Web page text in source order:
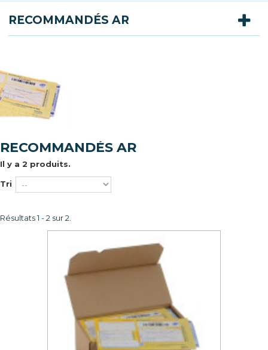
RECOMMANDÉS AR
RECOMMANDÉS AR
Il y a 2 produits.
Tri
Résultats 1 - 2 sur 2.